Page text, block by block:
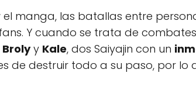
el manga, las batallas entre
Y cuando se trata de
Brolyy Kale, dos Saiyajin con un
de destruir todo a su paso, por lo